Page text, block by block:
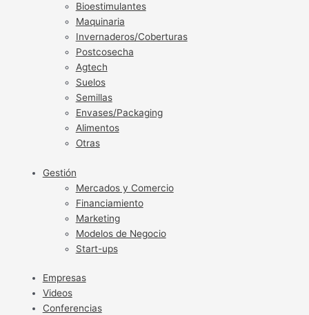
Bioestimulantes
Maquinaria
Invernaderos/Coberturas
Postcosecha
Agtech
Suelos
Semillas
Envases/Packaging
Alimentos
Otras
Gestión
Mercados y Comercio
Financiamiento
Marketing
Modelos de Negocio
Start-ups
Empresas
Videos
Conferencias